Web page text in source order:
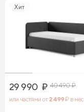
Хит
29 990 ₽ 40 490₽
или частями от 2 499₽ в мес.